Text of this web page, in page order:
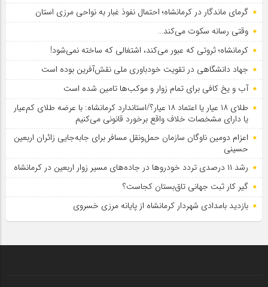
گرمای ماندگار در کرمانشاه؛ احتمال نفوذ غبار به نواحی مرزی استان
وقتی رسانه سکوت می‌کند…
کرمانشاه؛ ثروتی که عبور می‌کند، اشتغالی که ساخته نمی‌شود!
جهاد دانشگاهی در تقویت خودباوری ملی نقش‌آفرین بوده است
آب و یخ کافی برای تمام زوار و موکب‌ها تامین شده است
طلای ۱۸ عیار یا اعتماد ۱۸ عیار؟/استاندارد کرمانشاه: با عرضه طلای کم‌عیار
یا دارای مشخصات خلاف واقع برخورد قانونی می‌کنیم
اعزام دومین ناوگان سازمان حمل‌ونقل مسافر برای جابه‌جایی زائران اربعین
حسینی
رشد ۱۱ درصدی تردد خودروها در جاده‌های مسیر زوار اربعین در کرمانشاه
گیر کار ثبت جهانی تاق‌بستان کجاست؟
بازدید بامدادی شهردار کرمانشاه از پایانه مرزی خسروی